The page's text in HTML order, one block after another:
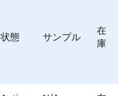
状態 サンプル
在
庫